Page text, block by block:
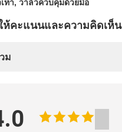
ท้า, วาล์วควบคุมด้วยมือ
ห้คะแนนและความคิดเห็น
ม